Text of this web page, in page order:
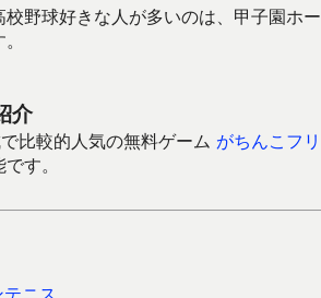
野球好きな人が多いのは、甲子園ホ
介
比較的人気の無料ゲーム がちんこフ
す。
ニス